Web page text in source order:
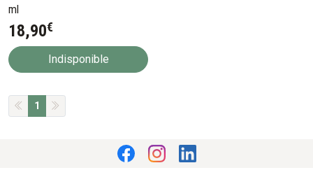
ml
18,90€
Indisponible
1